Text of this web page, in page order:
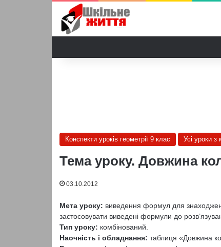
Конспекти уроків геометрії 9 клас Усі уроки з
Тема уроку. Довжина
03.10.2012
Мета уроку: виведення формул для
застосовувати виведені формули до
Тип уроку: комбінований.
Наочність і обладнання: таблиця «Довжина